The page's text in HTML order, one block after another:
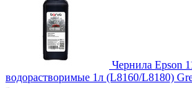
Чернила Epson
водорастворимые 1л (L8160/L8180)